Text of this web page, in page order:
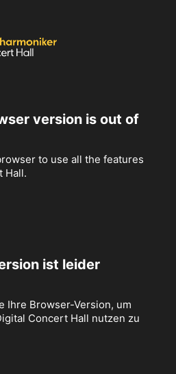
version is out of
to use all the features
Hall.
ist leider
Ihre Browser-Version, um
Concert Hall nutzen zu